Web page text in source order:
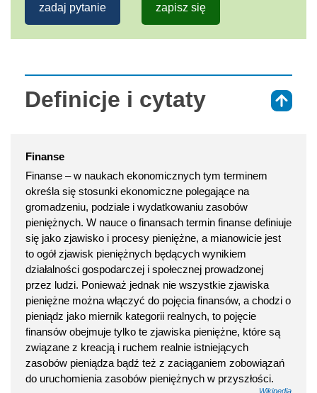
zadaj pytanie zapisz się
Definicje i cytaty
Finanse
Finanse – w naukach ekonomicznych tym terminem
określa się stosunki ekonomiczne polegające na
gromadzeniu, podziale i wydatkowaniu zasobów
pieniężnych. W nauce o finansach termin finanse definiuje
się jako zjawisko i procesy pieniężne, a mianowicie jest
to ogół zjawisk pieniężnych będących wynikiem
działalności gospodarczej i społecznej prowadzonej
przez ludzi. Ponieważ jednak nie wszystkie zjawiska
pieniężne można włączyć do pojęcia finansów, a chodzi o
pieniądz jako miernik kategorii realnych, to pojęcie
finansów obejmuje tylko te zjawiska pieniężne, które są
związane z kreacją i ruchem realnie istniejących
zasobów pieniądza bądź też z zaciąganiem zobowiązań
do uruchomienia zasobów pieniężnych w przyszłości.
Wikipedia